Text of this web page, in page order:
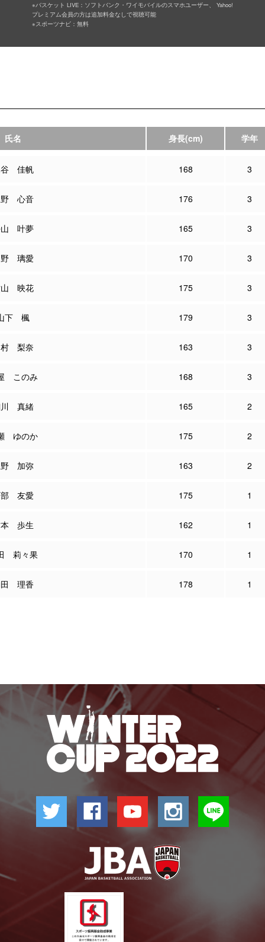
※バスケット LIVE：ソフトバンク・ワイモバイルのスマホユーザー、 Yahoo!
プレミアム会員の方は追加料金なしで視聴可能
※スポーツナビ：無料
氏名 身長(cm) 学年
谷 佳帆 168 3
心音 176 3
叶夢 165 3
璃愛 170 3
映花 175 3
下 楓 179 3
村 梨奈 163 3
このみ 168 3
真緒 165 2
ゆのか 175 2
加弥 163 2
友愛 175 1
歩生 162 1
莉々果 170 1
田 理香 178
1